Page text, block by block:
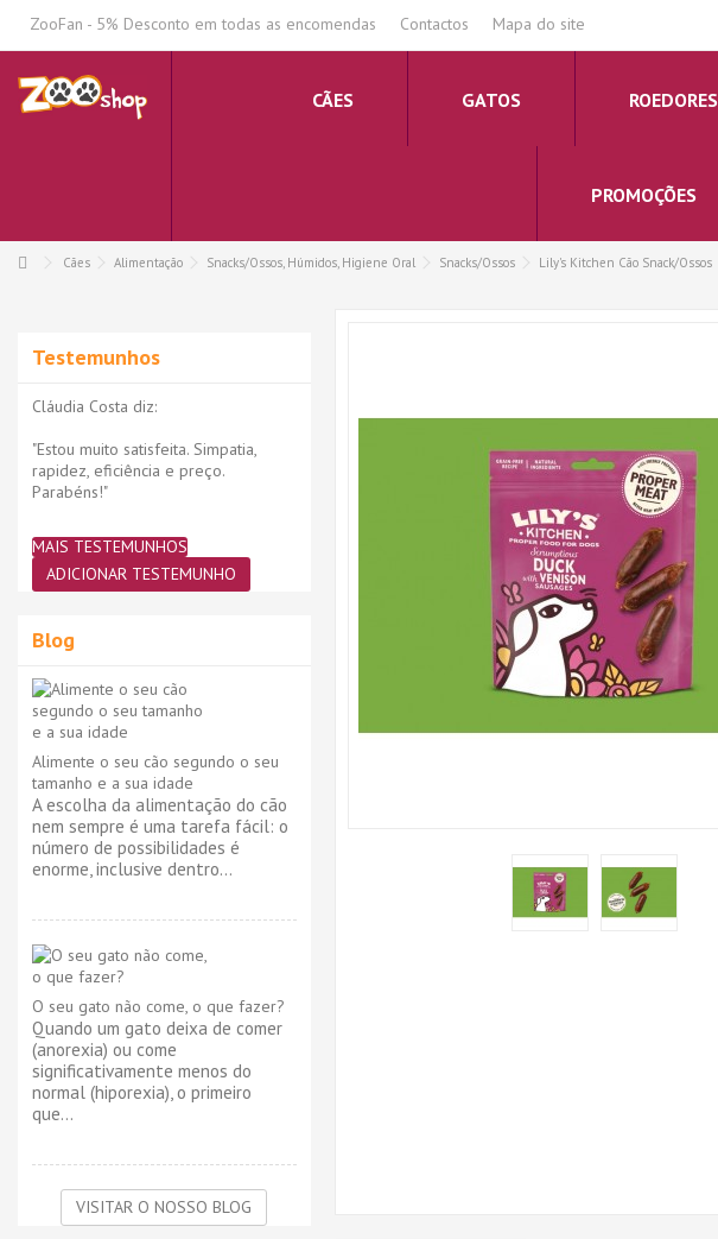
ZooFan - 5% Desconto em todas as encomendas Contactos Mapa do site
CÃES GATOS ROEDORES
PROMOÇÕES
Cães Alimentação Snacks/Ossos, Húmidos, Higiene Oral Snacks/Ossos Lily's Kitchen Cão Snack/Ossos
Testemunhos
Cláudia Costa diz:
"Estou muito satisfeita. Simpatia,
rapidez, eficiência e preço.
Parabéns!"
MAIS TESTEMUNHOS
ADICIONAR TESTEMUNHO
Blog
Alimente o seu cão segundo o seu
tamanho e a sua idade
A escolha da alimentação do cão
nem sempre é uma tarefa fácil: o
número de possibilidades é
enorme, inclusive dentro...
O seu gato não come, o que fazer?
Quando um gato deixa de comer
(anorexia) ou come
significativamente menos do
normal (hiporexia), o primeiro
que...
VISITAR O NOSSO BLOG